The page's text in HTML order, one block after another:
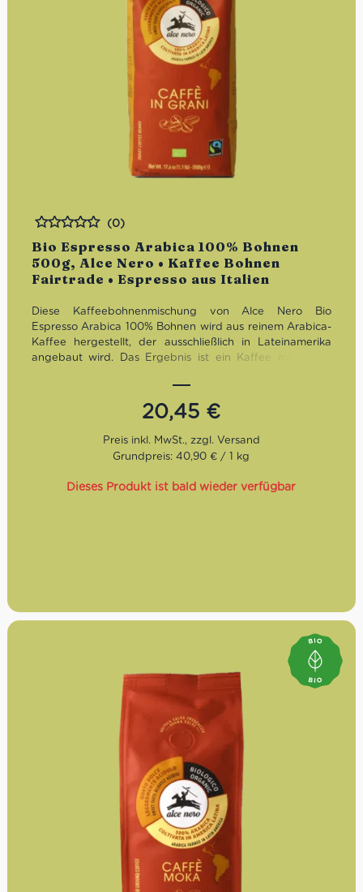
Bio Espresso Arabica 100% Bohnen
500g, Alce Nero • Kaffee Bohnen
Fairtrade • Espresso aus Italien
Bewertet
(0)
Diese Kaffeebohnenmischung von Alce Nero Bio
Espresso Arabica 100% Bohnen wird aus reinem Arabica-
Kaffee hergestellt, der ausschließlich in Lateinamerika
angebaut wird. Das Ergebnis ist ein Kaffee mit einem
Geschmack. Bio- und Fairtrade zertifiziert.
20,45 €
Grundpreis: 40,90 € / 1 kg
Dieses Produkt ist bald wieder verfügbar